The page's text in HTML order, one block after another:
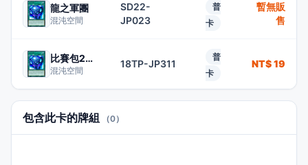
龍之軍團
混沌空間
SD22-
JP023
普
卡
暫無販
售
比賽包2018
混沌空間
18TP-JP311
普
卡
NT$ 19
包含此卡的牌組 （0）